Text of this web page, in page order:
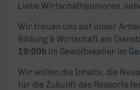
Liebe Wirtschaftsjunioren,
Wir freuen uns auf unser
Bildung & Wirtschaft am
19:00h im Gewölbekeller im
Wir wollen die Inhalte, die
für die Zukunft des Ressorts